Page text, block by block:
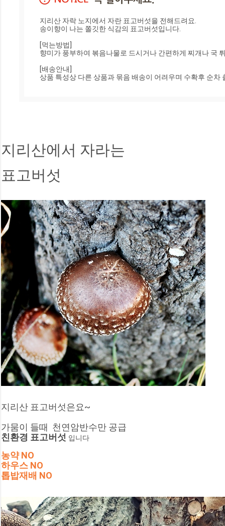
지리산 자락 노지에서 자란 표고버섯을 전해드려요.
송이향이 나는 쫄깃한 식감의 표고버섯입니다.
[먹는방법]
향미가 풍부하여 볶음나물로 드시거나 간편하게 찌개나 국
[배송안내]
상품 특성상 다른 상품과 묶음 배송이 어려우며 수확후 순차
지리산에서 자라는
표고버섯
지리산 표고버섯은요~
가뭄이 들때  천연암반수만 공급
친환경 표고버섯 입니다
농약 NO
하우스 NO
톱밥재배 NO